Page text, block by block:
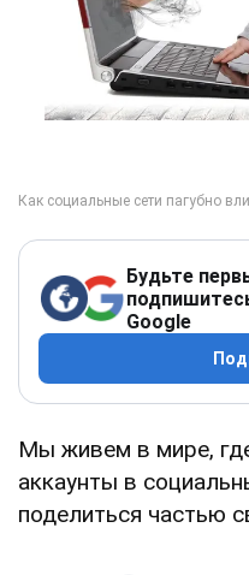
Будьте
Google
Мы живем в мире,
аккаунты в
поделиться частью